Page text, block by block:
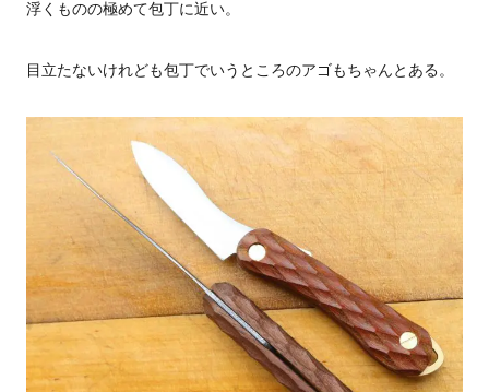
浮くものの極めて包丁に近い。
目立たないけれども包丁でいうところのアゴもちゃんとある。